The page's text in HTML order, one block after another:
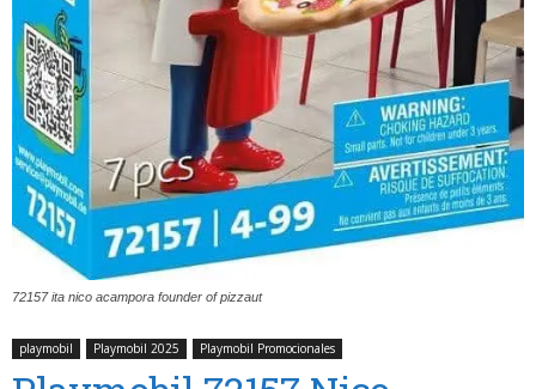
72157 ita nico acampora founder of pizzaut
playmobil Playmobil 2025 Playmobil Promocionales